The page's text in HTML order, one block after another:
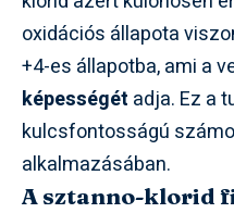
oxidációs állapota
+4-es állapotba, ami a
képességét adja. Ez a
kulcsfontosságú
alkalmazásában.
A sztanno-klorid